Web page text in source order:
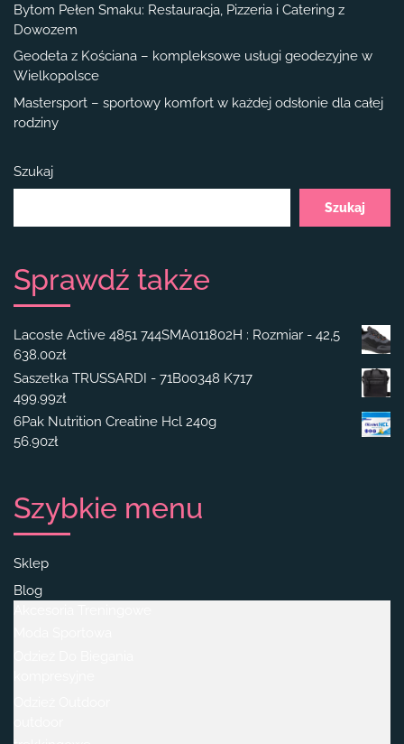
Bytom Pełen Smaku: Restauracja, Pizzeria i Catering z
Dowozem
Geodeta z Kościana – kompleksowe usługi geodezyjne w
Wielkopolsce
Mastersport – sportowy komfort w każdej odsłonie dla całej
rodziny
Szukaj
Szukaj
Sprawdź także
Lacoste Active 4851 744SMA011802H : Rozmiar - 42,5
638.00zł
Saszetka TRUSSARDI - 71B00348 K717
499.99zł
6Pak Nutrition Creatine Hcl 240g
56.90zł
Szybkie menu
Sklep
Blog